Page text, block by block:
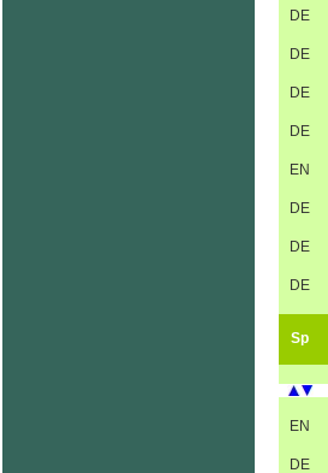
DE
DE
DE
DE
EN
DE
DE
DE
Sp
EN
DE